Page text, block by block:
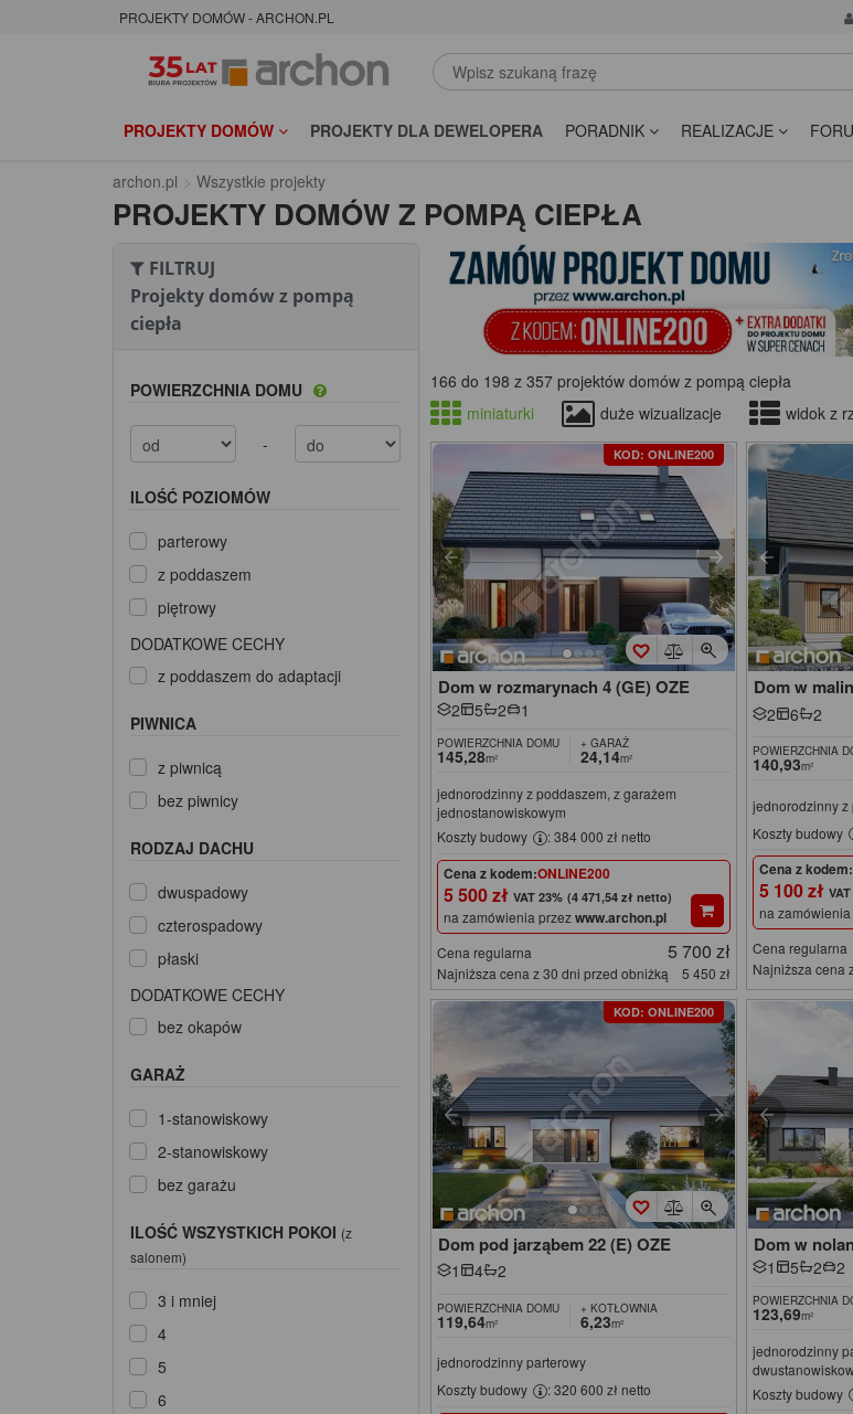
PROJEKTY DOMÓW - ARCHON.PL
PROJEKTY DOMÓW PROJEKTY DLA DEWELOPERA PORADNIK REALIZACJE
archon.pl Wszystkie projekty
PROJEKTY DOMÓW Z POMPĄ CIEPŁA
166 do 198 z 357 projektów domów z pompą ciepła
miniaturki
duże wizualizacje widok z
KOD: ONLINE200
Dom w rozmarynach 4 (GE) OZE
2 5 2 1
POWIERZCHNIA DOMU
145,28m²
+ GARAŻ
24,14m²
jednorodzinny z poddaszem, z garażem
jednostanowiskowym
Koszty budowy
: 384 000 zł netto
Cena z kodem:ONLINE200
5 500 zł (4 471,54 zł netto)
na zamówienia przezwww.archon.pl
Cena regularna 5 700 zł
Najniższa cena z 30 dni przed obniżką 5 450 zł
Dom w
2 6 2
POWIERZCHNIA
140,93m²
jednorodzinny z
Koszty budowy
Cena z kodem:
5 100 zł
na
Cena regularna
Najniższa cena
KOD: ONLINE200
Dom pod jarząbem 22 (E) OZE
1 4 2
POWIERZCHNIA DOMU
119,64m²
+ KOTŁOWNIA
6,23m²
jednorodzinny parterowy
Koszty budowy
: 320 600 zł netto
Dom w
1 5 2 2
POWIERZCHNIA
123,69m²
jednorodzinny
Koszty budowy
FILTRUJ
Projekty domów z pompą
ciepła
POWIERZCHNIA DOMU
-
ILOŚĆ POZIOMÓW
parterowy
z poddaszem
piętrowy
DODATKOWE CECHY
z poddaszem do adaptacji
PIWNICA
z piwnicą
bez piwnicy
RODZAJ DACHU
dwuspadowy
czterospadowy
płaski
DODATKOWE CECHY
bez okapów
GARAŻ
1-stanowiskowy
2-stanowiskowy
bez garażu
ILOŚĆ WSZYSTKICH POKOI (z
salonem)
3 i mniej
4
5
6